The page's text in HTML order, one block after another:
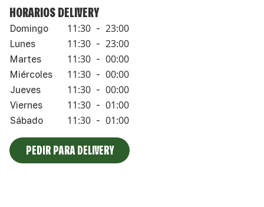
HORARIOS DELIVERY
Domingo 11:30 - 23:00
Lunes 11:30 - 23:00
Martes 11:30 - 00:00
Miércoles 11:30 - 00:00
Jueves 11:30 - 00:00
Viernes 11:30 - 01:00
Sábado 11:30 - 01:00
PEDIR PARA DELIVERY